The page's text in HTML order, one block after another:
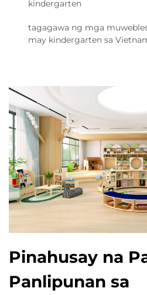
kindergarten
tagagawa ng mga
may kindergarten sa
Pinahusay na
Panlipunan sa